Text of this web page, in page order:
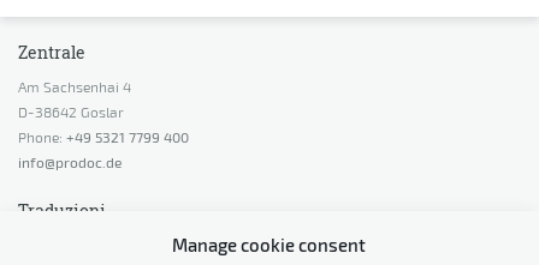
Manage cookie consent
Zentrale
Am Sachsenhai 4
D-38642 Goslar
Phone: +49 5321 7799 400
info@prodoc.de
Traduzioni